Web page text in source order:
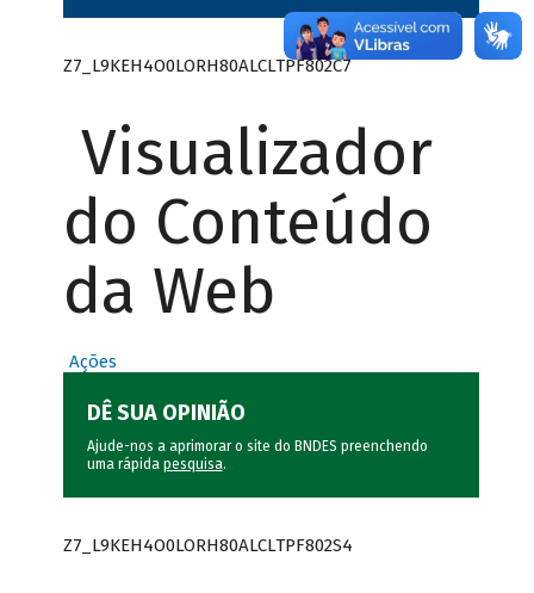
Z7_L9KEH4O0LORH80ALCLTPF802C7
Visualizador
do Conteúdo
da Web
Ações
DÊ SUA OPINIÃO
Ajude-nos a aprimorar o site do BNDES preenchendo
uma rápida pesquisa.
Z7_L9KEH4O0LORH80ALCLTPF802S4